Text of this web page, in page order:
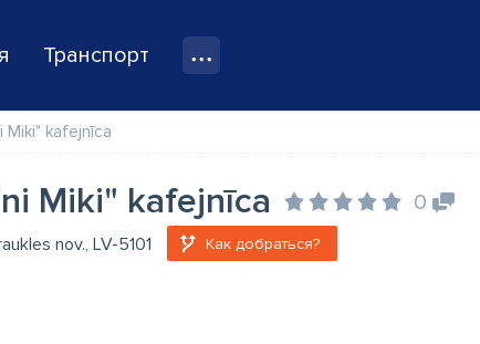
Транспорт
Miki" kafejnīca
Miki" kafejnīca 0
nov., LV-5101 Как добраться?